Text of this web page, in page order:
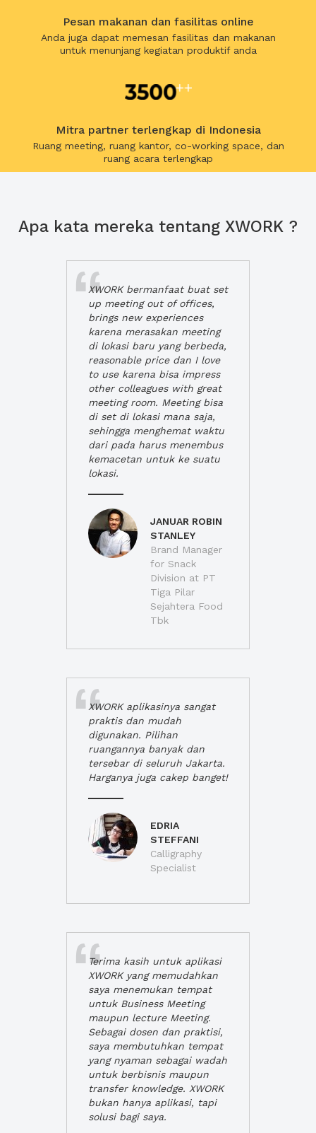
Pesan makanan dan fasilitas online
Anda juga dapat memesan fasilitas dan makanan
untuk menunjang kegiatan produktif anda
Mitra partner terlengkap di Indonesia
Ruang meeting, ruang kantor, co-working space, dan
ruang acara terlengkap
Apa kata mereka tentang XWORK ?
XWORK bermanfaat buat set
up meeting out of offices,
brings new experiences
karena merasakan meeting
di lokasi baru yang berbeda,
reasonable price dan I love
to use karena bisa impress
other colleagues with great
meeting room. Meeting bisa
di set di lokasi mana saja,
sehingga menghemat waktu
dari pada harus menembus
kemacetan untuk ke suatu
lokasi.
JANUAR ROBIN
STANLEY
Brand Manager
for Snack
Division at PT
Tiga Pilar
Sejahtera Food
Tbk
XWORK aplikasinya sangat
praktis dan mudah
digunakan. Pilihan
ruangannya banyak dan
tersebar di seluruh Jakarta.
Harganya juga cakep banget!
EDRIA
STEFFANI
Calligraphy
Specialist
Terima kasih untuk aplikasi
XWORK yang memudahkan
saya menemukan tempat
untuk Business Meeting
maupun lecture Meeting.
Sebagai dosen dan praktisi,
saya membutuhkan tempat
yang nyaman sebagai wadah
untuk berbisnis maupun
transfer knowledge. XWORK
bukan hanya aplikasi, tapi
solusi bagi saya.